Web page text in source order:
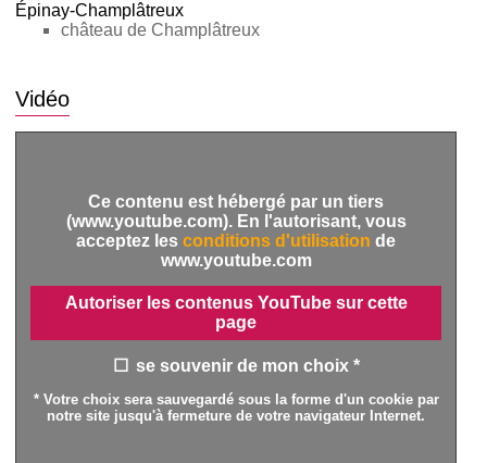
Épinay-Champlâtreux
château de Champlâtreux
Vidéo
Ce contenu est hébergé par un tiers
(www.youtube.com). En l'autorisant, vous
acceptez les conditions d'utilisation de
www.youtube.com
Autoriser les contenus YouTube sur cette
page
se souvenir de mon choix *
* Votre choix sera sauvegardé sous la forme d'un cookie par
notre site jusqu'à fermeture de votre navigateur Internet.